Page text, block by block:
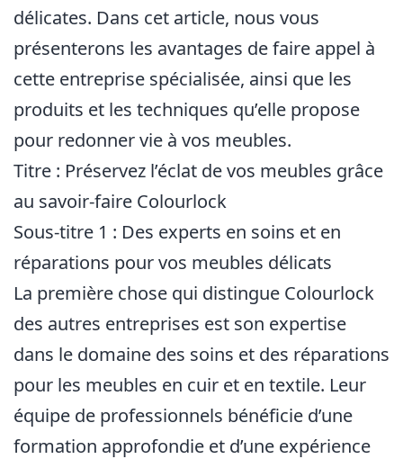
délicates. Dans cet article, nous vous
présenterons les avantages de faire appel à
cette entreprise spécialisée, ainsi que les
produits et les techniques qu’elle propose
pour redonner vie à vos meubles.
Titre : Préservez l’éclat de vos meubles grâce
au savoir-faire Colourlock
Sous-titre 1 : Des experts en soins et en
réparations pour vos meubles délicats
La première chose qui distingue Colourlock
des autres entreprises est son expertise
dans le domaine des soins et des réparations
pour les meubles en cuir et en textile. Leur
équipe de professionnels bénéficie d’une
formation approfondie et d’une expérience